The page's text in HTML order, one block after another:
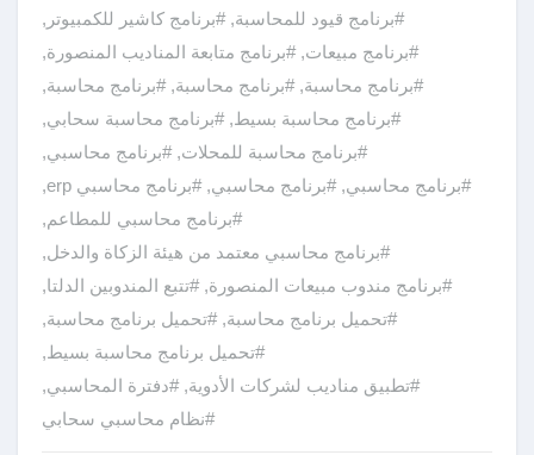
#برنامج قيود للمحاسبة,#برنامج كاشير للكمبيوتر ,
#برنامج مبيعات,#برنامج متابعة المناديب المنصورة,
#برنامج محاسبة,#برنامج محاسبة,#برنامج محاسبة,
#برنامج محاسبة بسيط,#برنامج محاسبة سحابي,
#برنامج محاسبة للمحلات,#برنامج محاسبي,
#برنامج محاسبي,#برنامج محاسبي,#برنامج محاسبي erp
,
#برنامج محاسبي للمطاعم,
#برنامج محاسبي معتمد من هيئة الزكاة والدخل,
#برنامج مندوب مبيعات المنصورة,#تتبع المندوبين الدلتا,
#تحميل برنامج محاسبة,#تحميل برنامج محاسبة,
#تحميل برنامج محاسبة بسيط,
#تطبيق مناديب لشركات الأدوية,#دفترة المحاسبي,
#نظام محاسبي سحابي